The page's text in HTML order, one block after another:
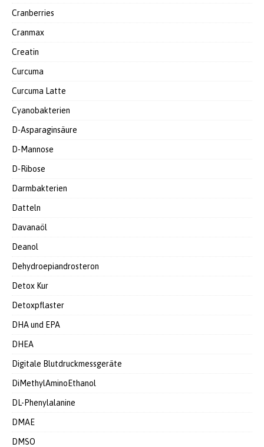
Cranberries
Cranmax
Creatin
Curcuma
Curcuma Latte
Cyanobakterien
D-Asparaginsäure
D-Mannose
D-Ribose
Darmbakterien
Datteln
Davanaöl
Deanol
Dehydroepiandrosteron
Detox Kur
Detoxpflaster
DHA und EPA
DHEA
Digitale Blutdruckmessgeräte
DiMethylAminoEthanol
DL-Phenylalanine
DMAE
DMSO